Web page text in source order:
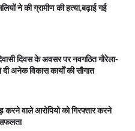
ने की ग्रामीण की हत्या,बढ़ाई गई
दिवस के अवसर पर नवगठित गौरेला-
दी अनेक विकास कार्याें की सौगात
करने वाले आरोपियो को गिरफ्तार करने
सफलता